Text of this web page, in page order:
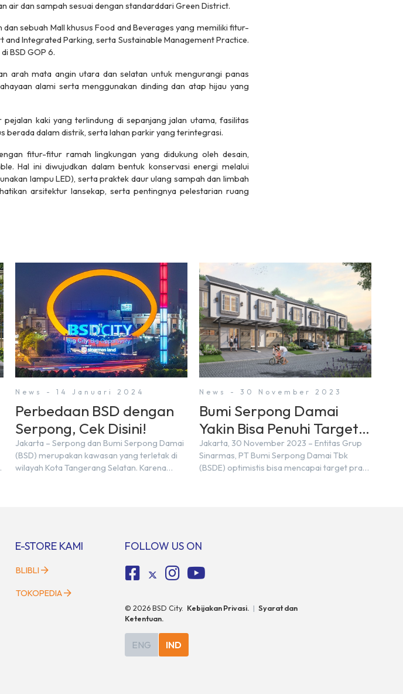
air dan sampah sesuai dengan standarddari Green District.
sebuah Mall khusus Food and Beverages yang memiliki fitur-
Integrated Parking, serta Sustainable Management Practice.
BSD GOP 6.
arah mata angin utara dan selatan untuk mengurangi panas
alami serta menggunakan dinding dan atap hijau yang
kaki yang terlindung di sepanjang jalan utama, fasilitas
berada dalam distrik, serta lahan parkir yang terintegrasi.
fitur-fitur ramah lingkungan yang didukung oleh desain,
Hal ini diwujudkan dalam bentuk konservasi energi melalui
lampu LED), serta praktek daur ulang sampah dan limbah
arsitektur lansekap, serta pentingnya pelestarian ruang
News - 14 Januari 2024
Perbedaan BSD dengan
Serpong, Cek Disini!
Jakarta – Serpong dan Bumi Serpong Damai
(BSD) merupakan kawasan yang terletak di
wilayah Kota Tangerang Selatan. Karena
merupakan dua kawasan yang berbeda.
News - 30 November 2023
Bumi Serpong Damai
Yakin Bisa Penuhi Target
Marketing Sales Tahun
2023
Jakarta, 30 November 2023 – Entitas Grup
Sinarmas, PT Bumi Serpong Damai Tbk
(BSDE) optimistis bisa mencapai target pra
DTP, BSDE optimistis bisa melampaui target.
E-STORE KAMI
BLIBLI
TOKOPEDIA
FOLLOW US ON
© 2026BSD City. Kebijakan Privasi. | Syarat dan
Ketentuan.
ENG IND